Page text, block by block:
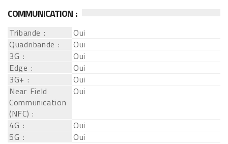
COMMUNICATION :
Tribande :
Oui
Quadribande :
Oui
3G :
Oui
Edge :
Oui
3G+ :
Oui
Near Field
Communication
(NFC) :
Oui
4G :
Oui
5G :
Oui